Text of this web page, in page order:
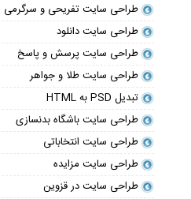
طراحی سایت تفریحی و سرگرمی
طراحی سایت دانلود
طراحی سایت پرسش و پاسخ
طراحی سایت طلا و جواهر
تبدیل PSD به HTML
طراحی سایت باشگاه بدنسازی
طراحی سایت انتخاباتی
طراحی سایت مزایده
طراحی سایت در قزوین